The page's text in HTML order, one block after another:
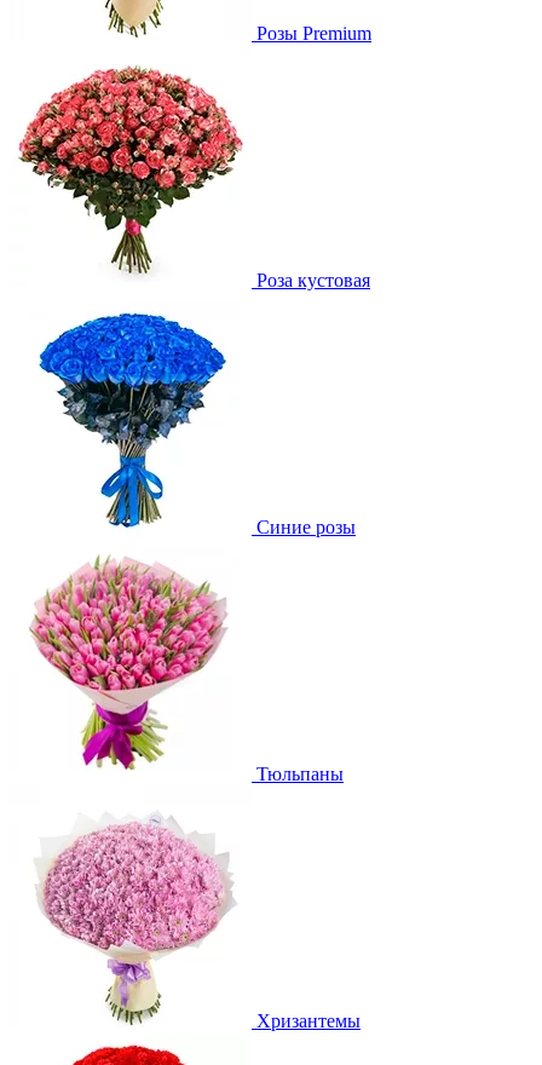
Розы Premium
Роза кустовая
Синие розы
Тюльпаны
Хризантемы